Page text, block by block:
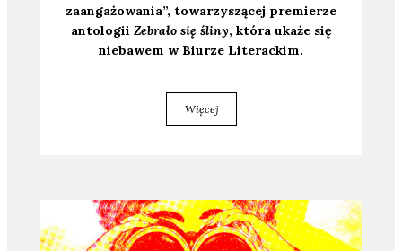
zaan­ga­żo­wa­nia”, towa­rzy­szą­cej pre­mie­rze
anto­lo­gii Zebra­ło się śli­ny, któ­ra uka­że się
nie­ba­wem w Biu­rze Lite­rac­kim.
Więcej